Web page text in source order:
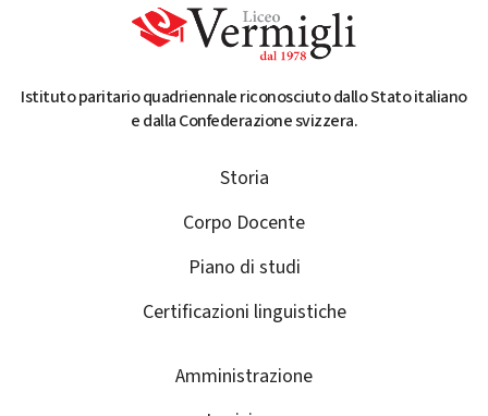
Istituto paritario quadriennale riconosciuto dallo Stato italiano
e dalla Confederazione svizzera.
Storia
Corpo Docente
Piano di studi
Certificazioni linguistiche
Amministrazione